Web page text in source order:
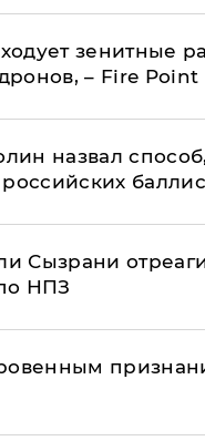
зенитные
– Fire Point
назвал
Сызрани
НПЗ